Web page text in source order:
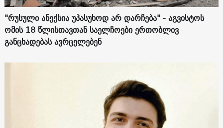
"რუსული ანექსია უპასუხოდ არ დარჩება" - აგვისტოს
ომის 18 წლისთავთან საელჩოები ერთობლივ
განცხადებას ავრცელებენ